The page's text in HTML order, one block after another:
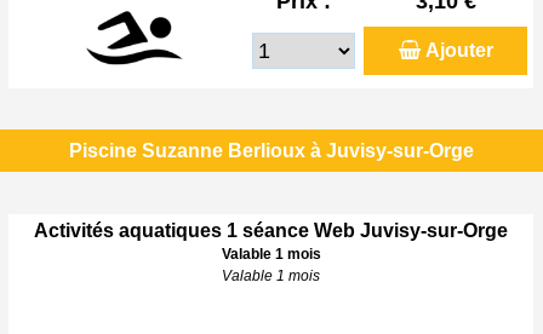
Ajouter
Piscine Suzanne Berlioux à Juvisy-sur-Orge
Activités aquatiques 1 séance Web Juvisy-sur-Orge
Valable 1 mois
Valable 1 mois